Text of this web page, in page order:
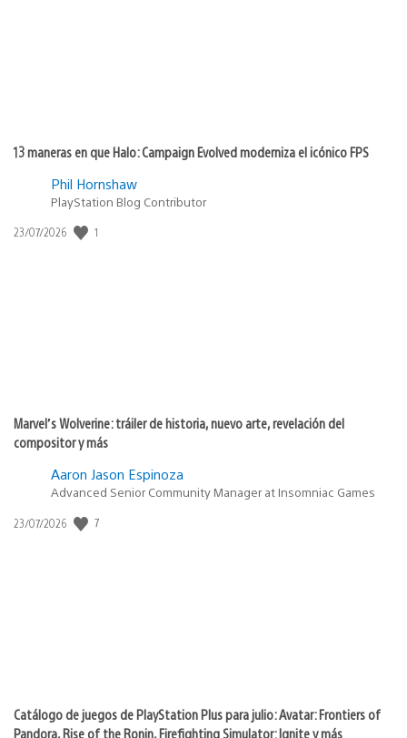
13 maneras en que Halo: Campaign Evolved moderniza el icónico FPS
Phil Hornshaw
PlayStation Blog Contributor
Fecha
23/07/2026 1
Marvel’s Wolverine: tráiler de historia, nuevo arte, revelación del
compositor y más
Aaron Jason Espinoza
Advanced Senior Community Manager at Insomniac Games
Fecha
23/07/2026 7
Catálogo de juegos de PlayStation Plus para julio: Avatar: Frontiers of
Pandora, Rise of the Ronin, Firefighting Simulator: Ignite y más